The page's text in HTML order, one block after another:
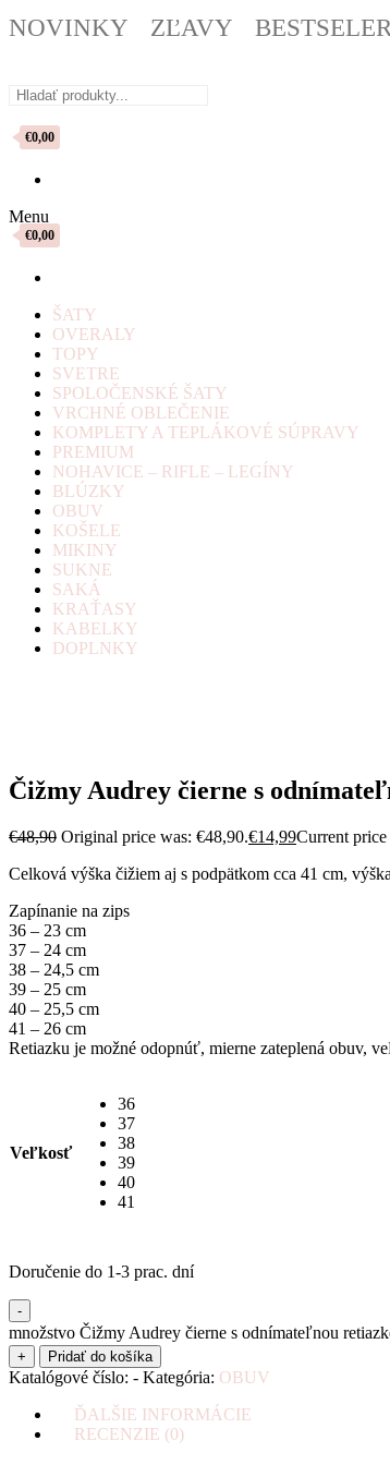
NOVINKY ZĽAVY
€0,00
Menu
€0,00
ŠATY
OVERALY
TOPY
SVETRE
SPOLOČENSKÉ ŠATY
VRCHNÉ OBLEČENIE
KOMPLETY A TEPLÁKOVÉ SÚPRAVY
PREMIUM
NOHAVICE – RIFLE – LEGÍNY
BLÚZKY
OBUV
KOŠELE
MIKINY
SUKNE
SAKÁ
KRAŤASY
KABELKY
DOPLNKY
Čižmy Audrey čierne s
€48,90 Original price was: €48,90.€14,99Current
Celková výška čižiem aj s podpätkom cca 41 cm,
Zapínanie na zips
36 – 23 cm
37 – 24 cm
38 – 24,5 cm
39 – 25 cm
40 – 25,5 cm
41 – 26 cm
Retiazku je možné odopnúť, mierne zateplená obuv,
Veľkosť
36
37
38
39
40
41
Doručenie do 1-3 prac. dní
-
množstvo Čižmy Audrey čierne s odnímateľnou
+ Pridať do košíka
Katalógové číslo: - Kategória: OBUV
ĎALŠIE INFORMÁCIE
RECENZIE (0)